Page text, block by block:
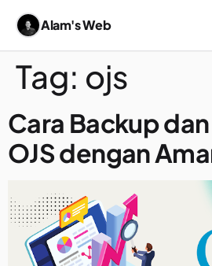
Alam's Web
Tag: ojs
Cara Backup
OJS dengan